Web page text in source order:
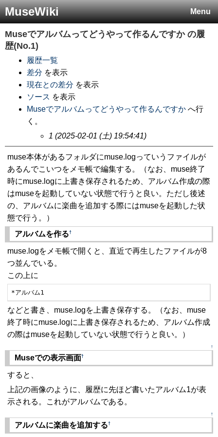
Menu
MuseWiki
Museでアルバムってどうやって作るんですかの履
歴(No.1)
履歴一覧
差分 を表示
現在との差分 を表示
ソース を表示
Museでアルバムってどうやって作るんですか へ行
く。
1 (2025-02-01 (土) 19:54:41)
muse本体があるフォルダにmuse.logっていうファイルが
あるんでこいつをメモ帳で編集する。（なお、muse終了
時にmuse.logに上書き保存されるため、アルバム作成の際
はmuseを起動していない状態で行うと良い。ただし後述
の、アルバムに楽曲を追加する際にはmuseを起動した状
態で行う。）
アルバムを作る†
muse.logをメモ帳で開くと、直近で再生したファイルが8
つ並んでいる。
この上に
*アルバム1
などと書き、muse.logを上書き保存する。（なお、muse
終了時にmuse.logに上書き保存されるため、アルバム作成
の際はmuseを起動していない状態で行うと良い。）
↑
Museでの表示画面†
すると、
上記の画像のように、履歴に先ほど書いたアルバム1が表
示される。これがアルバムである。
↑
アルバムに楽曲を追加する†